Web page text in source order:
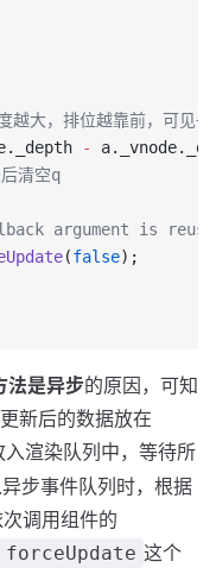
越大，排位越靠前，可见
-
清空q
argument is
(false);
是异步的原因，可知
新后的数据放在
渲染队列中，等待所
步事件队列时，根据
调用组件的
forceUpdate 这个